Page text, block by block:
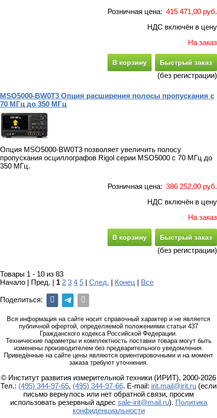
Розничная цена: 415 471,00 руб.
НДС включён в цену
На заказ
В корзину Быстрый заказ
(без регистрации)
MSO5000-BW0T3 Опция расширения полосы пропускания с
70 МГц до 350 МГц
Опция MSO5000-BW0T3 позволяет увеличить полосу
пропускания осциллографов Rigol серии MSO5000 с 70 МГц до
350 МГц.
Розничная цена: 386 252,00 руб.
НДС включён в цену
На заказ
В корзину Быстрый заказ
(без регистрации)
Товары 1 - 10 из 83
Начало | Пред. | 1 2 3 4 5 | След. | Конец | Все
Поделиться:
Вся информация на сайте носит справочный характер и не является
публичной офертой, определяемой положениями статьи 437
Гражданского кодекса Российской Федерации.
Технические параметры и комплектность поставки товара могут быть
изменены производителем без предварительного уведомления.
Приведённые на сайте цены являются ориентировочными и на момент
заказа требуют уточнения.
© Институт развития измерительной техники (ИРИТ), 2000-2026
Тел.: (495) 344-97-65, (495) 344-97-66. E-mail: irit.mail@irit.ru (если
письмо вернулось или нет обратной связи, просим
использовать резервный адрес sale-irit@mail.ru). Политика
конфиденциальности